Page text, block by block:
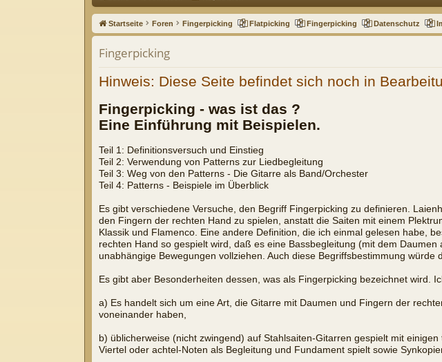
ne
llz
ug
riff
Startseite Foren Fingerpicking Flatpicking Fingerpicking Datenschutz
Fingerpicking
Hinweis: Diese Seite befindet sich noch in
Fingerpicking - was ist das ?
Eine Einführung mit Beispielen.
Teil 1: Definitionsversuch und Einstieg
Teil 2: Verwendung von Patterns zur Liedbegleitung
Teil 3: Weg von den Patterns - Die Gitarre als Band/Orchester
Teil 4: Patterns - Beispiele im Überblick
Es gibt verschiedene Versuche, den Begriff Fingerpicking zu definieren.
den Fingern der rechten Hand zu spielen, anstatt die Saiten mit einem
Klassik und Flamenco. Eine andere Definition, die ich einmal gelesen habe,
rechten Hand so gespielt wird, daß es eine Bassbegleitung (mit dem
unabhängige Bewegungen vollziehen. Auch diese Begriffsbestimmung
Es gibt aber Besonderheiten dessen, was als Fingerpicking bezeichnet wird.
a) Es handelt sich um eine Art, die Gitarre mit Daumen und Fingern der
voneinander haben,
b) üblicherweise (nicht zwingend) auf Stahlsaiten-Gitarren gespielt mit
Viertel oder achtel-Noten als Begleitung und Fundament spielt sowie